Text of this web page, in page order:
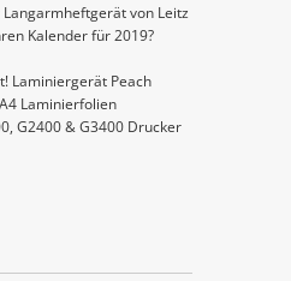
von Leitz
Kalender für 2019?
Laminiergerät Peach
Laminierfolien
G2400 & G3400 Drucker